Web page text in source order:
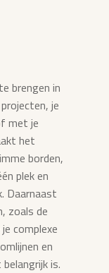
brengen in
je
met je
het
borden,
plek en
Daarnaast
zoals de
complexe
en
is.